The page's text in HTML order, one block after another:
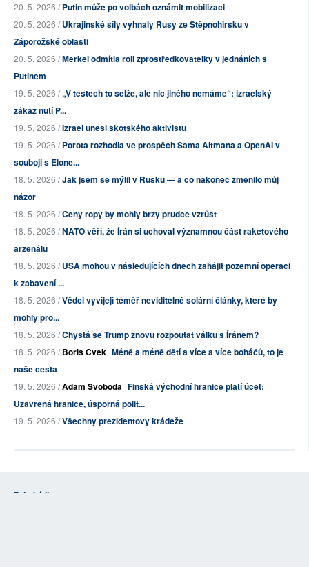
20. 5. 2026 /Putin může po volbách oznámit mobilizaci
20. 5. 2026 /Ukrajinské síly vyhnaly Rusy ze Stěpnohirsku v
Záporožské oblasti
20. 5. 2026 /Merkel odmítla roli zprostředkovatelky v jednáních s
Putinem
19. 5. 2026 /„V testech to selže, ale nic jiného nemáme“: izraelský
zákaz nutí P...
19. 5. 2026 /Izrael unesl skotského aktivistu
19. 5. 2026 /Porota rozhodla ve prospěch Sama Altmana a OpenAI v
souboji s Elone...
18. 5. 2026 /Jak jsem se mýlil v Rusku — a co nakonec změnilo můj
názor
18. 5. 2026 /Ceny ropy by mohly brzy prudce vzrůst
18. 5. 2026 /NATO věří, že Írán si uchoval významnou část raketového
arzenálu
18. 5. 2026 /USA mohou v následujících dnech zahájit pozemní operaci
k zabavení ...
18. 5. 2026 /Vědci vyvíjejí téměř neviditelné solární články, které by
mohly pro...
18. 5. 2026 /Chystá se Trump znovu rozpoutat válku s Íránem?
18. 5. 2026 /Boris Cvek Méně a méně dětí a více a více boháčů, to je
naše cesta
19. 5. 2026 /Adam Svoboda Finská východní hranice platí účet:
Uzavřená hranice, úsporná polit...
19. 5. 2026 /Všechny prezidentovy krádeže
Britské listy